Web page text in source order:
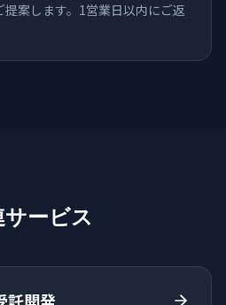
案します。1営業日以内にご返
サービス